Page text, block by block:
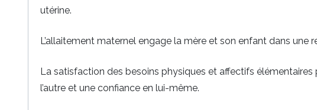
utérine.
L’allaitement maternel engage la mère et son enfant dans une
La satisfaction des besoins physiques et affectifs
l’autre et une confiance en lui-même.